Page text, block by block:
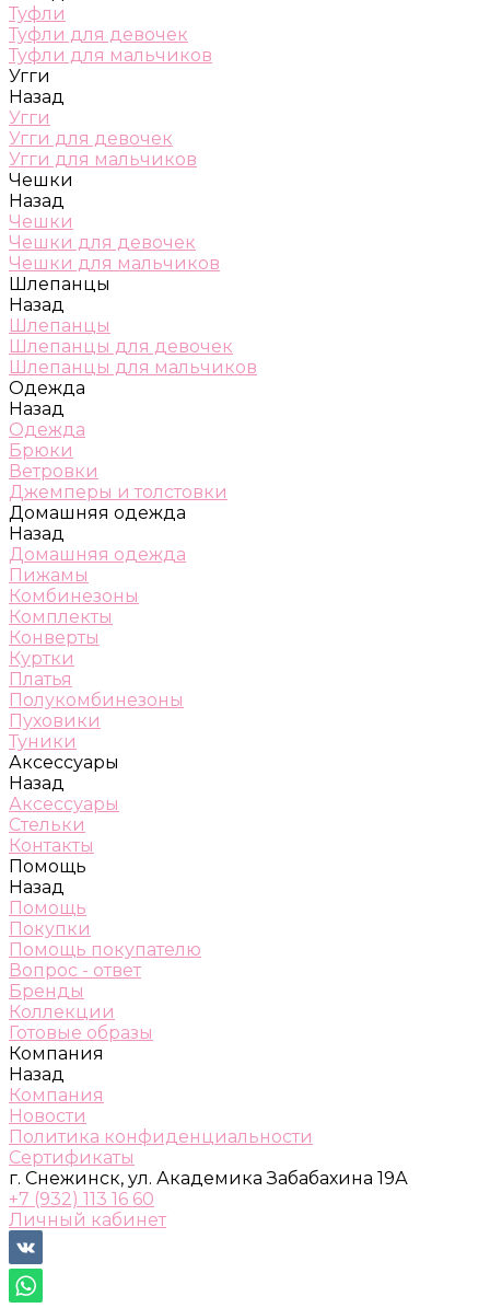
Туфли
Туфли для девочек
Туфли для мальчиков
Угги
Назад
Угги
Угги для девочек
Угги для мальчиков
Чешки
Назад
Чешки
Чешки для девочек
Чешки для мальчиков
Шлепанцы
Назад
Шлепанцы
Шлепанцы для девочек
Шлепанцы для мальчиков
Одежда
Назад
Одежда
Брюки
Ветровки
Джемперы и толстовки
Домашняя одежда
Назад
Домашняя одежда
Пижамы
Комбинезоны
Комплекты
Конверты
Куртки
Платья
Полукомбинезоны
Пуховики
Туники
Аксессуары
Назад
Аксессуары
Стельки
Контакты
Помощь
Назад
Помощь
Покупки
Помощь покупателю
Вопрос - ответ
Бренды
Коллекции
Готовые образы
Компания
Назад
Компания
Новости
Политика конфиденциальности
Сертификаты
г. Снежинск, ул. Академика Забабахина 19А
+7 (932) 113 16 60
Личный кабинет